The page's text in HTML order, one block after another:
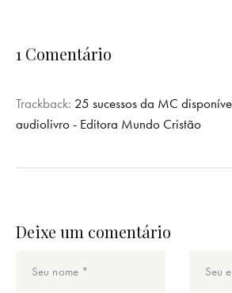
1 Comentário
Trackback: 25 sucessos da MC
audiolivro - Editora Mundo Cristão
Deixe um comentário